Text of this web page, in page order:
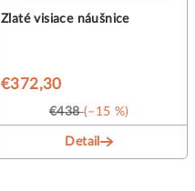
Zlaté visiace náušnice
€372,30
€438 (–15 %)
Detail